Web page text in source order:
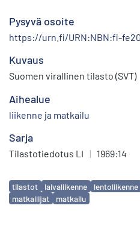
Pysyvä osoite
https://urn.fi/URN:NBN:fi-
Kuvaus
Suomen virallinen tilasto (SVT)
Aihealue
liikenne ja matkailu
Sarja
Tilastotiedotus LI | 1969:14
Avainsanat
tilastot laivaliikenne lentoliikenne
matkailijat
matkailu